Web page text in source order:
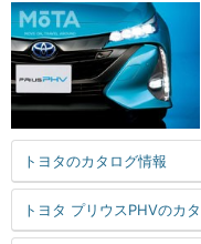
トヨタのカタログ情報
トヨタ プリウスPHVのカ